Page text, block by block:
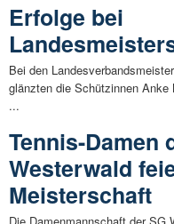
Erfolge bei
Bei den
glänzten die Schützinnen Anke
...
Tennis-Damen
Westerwald
Meisterschaft